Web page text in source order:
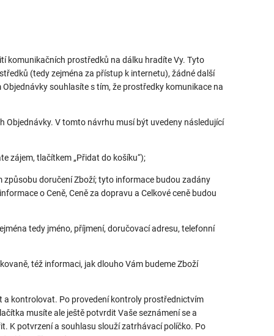
komunikačních prostředků na dálku hradíte Vy. Tyto
(tedy zejména za přístup k internetu), žádné další
souhlasíte s tím, že prostředky komunikace na
Objednávky. V tomto návrhu musí být uvedeny následující
zájem, tlačítkem „Přidat do košíku“);
způsobu doručení Zboží; tyto informace budou zadány
o Ceně, Ceně za dopravu a Celkové ceně budou
tedy jméno, příjmení, doručovací adresu, telefonní
též informaci, jak dlouho Vám budeme Zboží
a kontrolovat. Po provedení kontroly prostřednictvím
musíte ale ještě potvrdit Vaše seznámení se a
K potvrzení a souhlasu slouží zatrhávací políčko. Po